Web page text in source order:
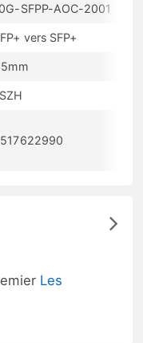
SFPP-AOC-2001
vers SFP+
Les